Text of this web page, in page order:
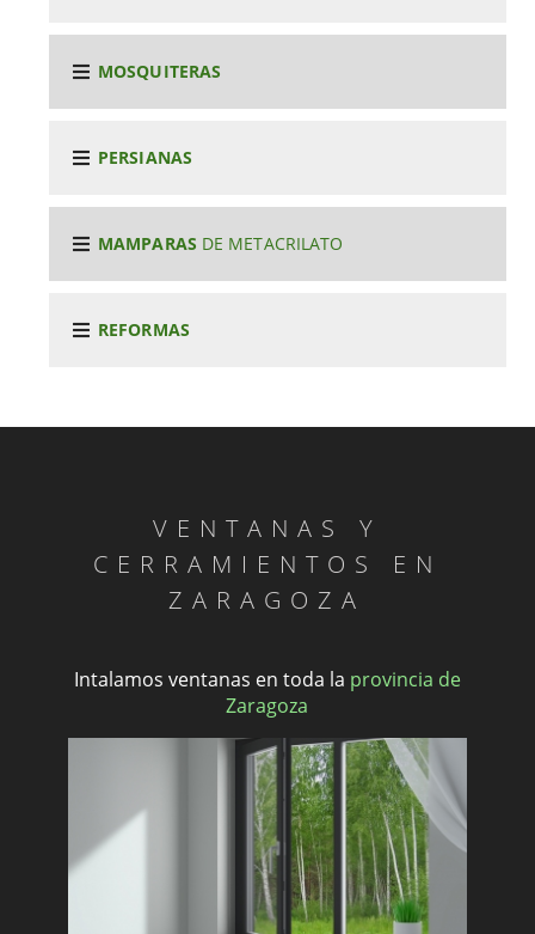
MOSQUITERAS
PERSIANAS
MAMPARAS DE METACRILATO
REFORMAS
VENTANAS Y
CERRAMIENTOS EN
ZARAGOZA
Intalamos ventanas en toda la provincia de
Zaragoza